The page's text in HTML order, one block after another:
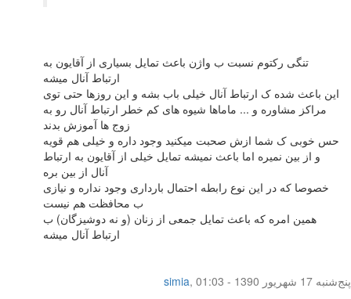
تنگی رکتوم نسبت ب واژن باعث تمایل بسیاری از آقایون به
ارتباط آنال میشه
این باعث شده ک ارتباط آنال خیلی باب بشه و این روزها حتی توی
مراکز مشاوره و ... ماماها شیوه های کم خطر ارتباط آنال رو به
زوج ها آموزش بدند
حس خوبی ک شما ازش صحبت میکنید وجود داره و خیلی هم قویه
و از بین نمیره اما باعث نمیشه تمایل خیلی از آقایون به ارتباط
آنال از بین بره
خصوصا که در این نوع رابطه احتمال بارداری وجود نداره و نیازی
ب محافظت هم نیست
همین امره که باعث تمایل جمعی از زنان (و نه دوشیزگان) ب
ارتباط آنال میشه
simia,
پنج‌شنبه 17 شهریور 1390 - 01:03